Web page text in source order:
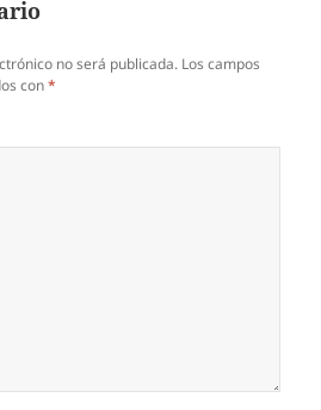
no será publicada. Los campos
con*